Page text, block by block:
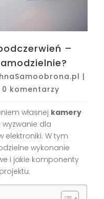
–
|
0 komentarzy
własnej kamery
wyzwanie dla
elektroniki. W tym
wykonanie
i jakie komponenty